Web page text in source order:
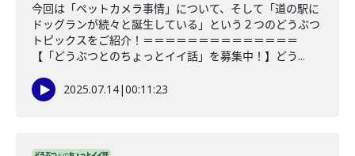
今回は「ペットカメラ事情」について、そして「道の駅に
ドッグランが続々と誕生している」という２つのどうぶつ
トピックスをご紹介！＝＝＝＝＝＝＝＝＝＝＝＝＝＝
【「どうぶつとのちょっとイイ話」を募集中！】どう...
2025.07.14|00:11:23